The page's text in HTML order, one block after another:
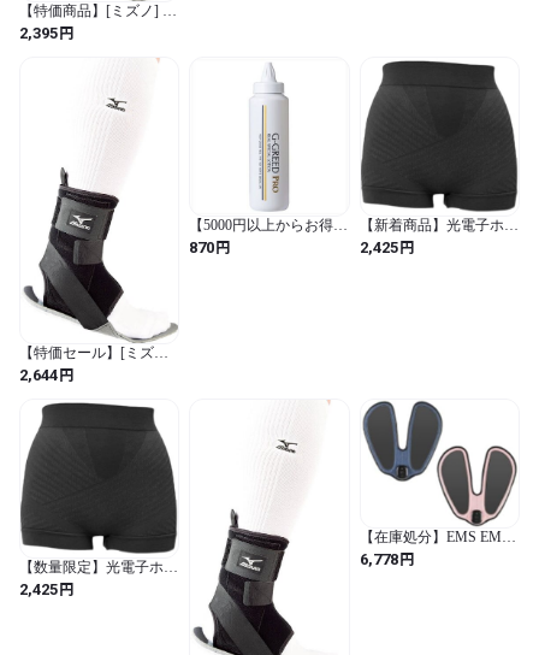
【特価商品】[ミズノ] バ
イオギアサポーター足首
用(1枚入り) リアオープ
ン ハードパッド 高強度
ラック R-XL (ブラック /
日本 R-XL (日本サイズ
2,395円
【特価セール】[ミズノ]
バイオギアサポーター足
首用(1枚入り) リアオー
プン ハードパッド 高強
度 男女兼用 K2JJ5B70 03
ブラック R-M (ブラック
/ 日本 R-M (日本サイズ
M相当) / フィットネス
ソックス)
2,644円
【5000円以上からお得な
クーポン対象】Ｇ－ＧＲ
ＥＥＤ ＰＲＯ リアルス
870円
【新着商品】光電子ホッ
トシェイプ骨盤ショーツ
ブラック LL-3L (ブラッ
2,425円
【数量限定】光電子ホッ
トシェイプ骨盤ショーツ
ブラック LL-3L (ブラッ
2,425円
【在庫処分】EMS EMS
パッド 歩くを鍛える 美
脚 (インディゴブルー)
6,778円